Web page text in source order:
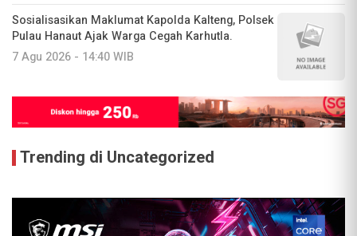
Sosialisasikan Maklumat Kapolda Kalteng, Polsek
Pulau Hanaut Ajak Warga Cegah Karhutla.
7 Agu 2026 - 14:40 WIB
Trending di Uncategorized